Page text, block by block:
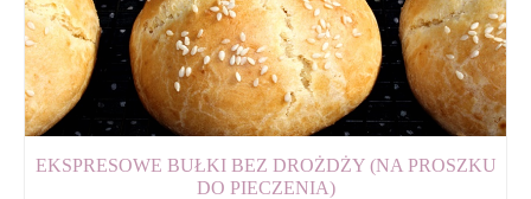
EKSPRESOWE BUŁKI BEZ DROŻDŻY (NA PROSZKU
DO PIECZENIA)